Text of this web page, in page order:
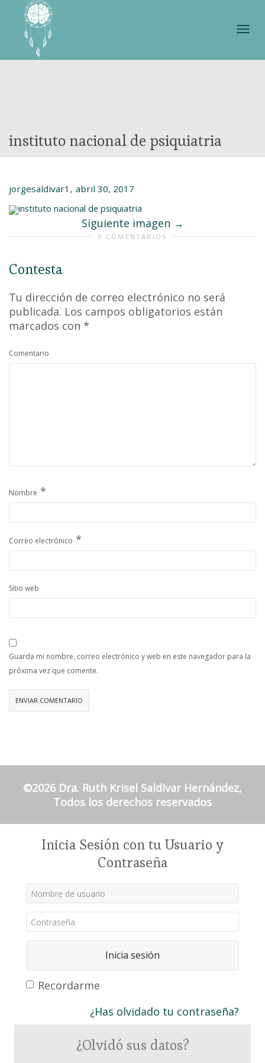
instituto nacional de psiquiatria
jorgesaldivar1 , abril 30, 2017
Siguiente imagen
0 COMENTARIOS
Contesta
Tu dirección de correo electrónico no será
publicada. Los campos obligatorios están
marcados con *
Comentario
Nombre *
Correo electrónico *
Sitio web
Guarda mi nombre, correo electrónico y web en este navegador para la
próxima vez que comente.
©2026 Dra. Ruth Krisel Saldivar Hernández,
Todos los derechos reservados
Inicia Sesión con tu Usuario y
Contraseña
Inicia sesión
Recordarme
¿Has olvidado tu contraseña?
¿Olvidó sus datos?